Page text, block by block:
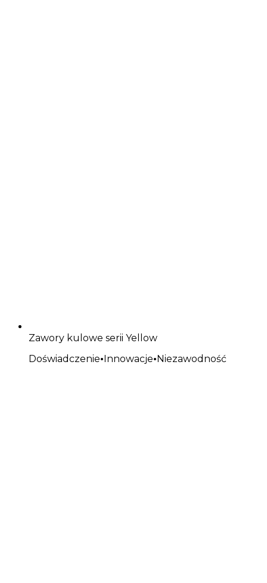
Zawory kulowe serii Yellow
Doświadczenie•Innowacje•Niezawodność